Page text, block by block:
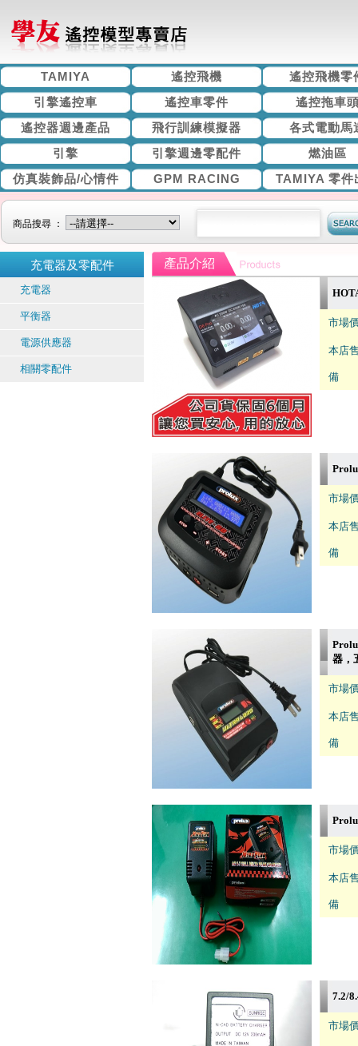
TAMIYA 遙控飛機
遙控飛機零
引擎遙控車
遙控車零件
遙控拖車
遙控器週邊產品
飛行訓練模擬器
各式電動馬
引擎
引擎週邊零配件
燃油區
仿真裝飾品/心情件
GPM RACING TAMIYA 零件
商品搜尋 ：
充電器及零配件
充電器
平衡器
電源供應器
相關零配件
產品介紹
市場
本店
備
市場
本店
備
器，
市場
本店
備
市場
本店
備
7.2/
市場